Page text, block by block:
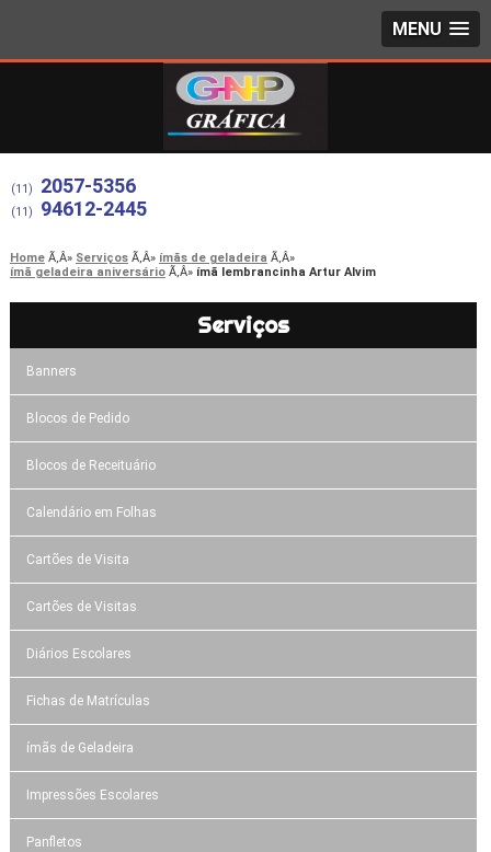
MENU
(11) 2057-5356
(11) 94612-2445
Home Serviços
ímãs de geladeira
ímã geladeira aniversário
ímã lembrancinha Artur Alvim
Serviços
Banners
Blocos de Pedido
Blocos de Receituário
Calendário em Folhas
Cartões de Visita
Cartões de Visitas
Diários Escolares
Fichas de Matrículas
ímãs de Geladeira
Impressões Escolares
Panfletos